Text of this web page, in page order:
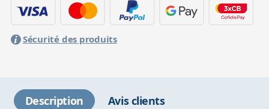
Sécurité des produits
Description Avis clients